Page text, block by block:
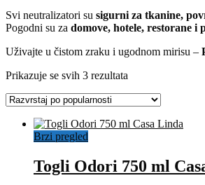
Svi neutralizatori su sigurni za tkanine,
Pogodni su za domove, hotele, restorane i
Uživajte u čistom zraku i ugodnom mirisu –
Prikazuje se svih 3 rezultata
popularnosti
Brzi pregled
Togli Odori 750 ml